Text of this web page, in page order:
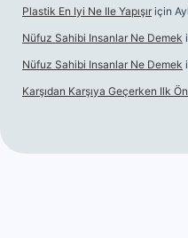
Plastik En Iyi Ne Ile Yapışır için
Nüfuz Sahibi Insanlar Ne Demek
Nüfuz Sahibi Insanlar Ne Demek
Karşıdan Karşıya Geçerken Ilk